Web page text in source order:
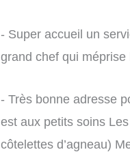
- Super accueil un
grand chef qui
- Très bonne adresse
est aux petits soins
côtelettes d’agneau)